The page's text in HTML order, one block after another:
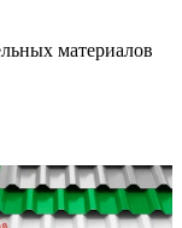
материалов